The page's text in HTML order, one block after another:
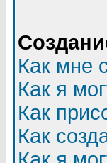
Как мне
Как я
Как
Как